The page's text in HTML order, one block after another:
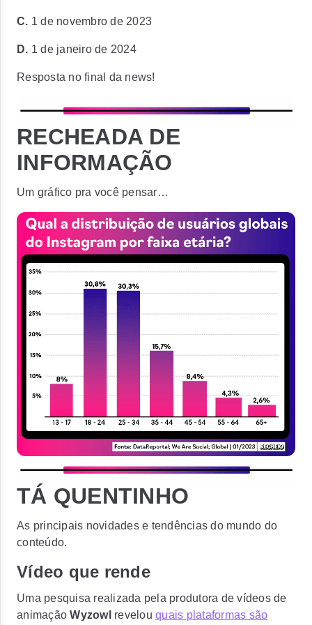
C. 1 de novembro de 2023
D. 1 de janeiro de 2024
Resposta no final da news!
RECHEADA DE
INFORMAÇÃO
Um gráfico pra você pensar…
TÁ QUENTINHO
As principais novidades e tendências do mundo do
conteúdo.
Vídeo que rende
Uma pesquisa realizada pela produtora de vídeos de
animaçãoWyzowl revelou quais plataformas são